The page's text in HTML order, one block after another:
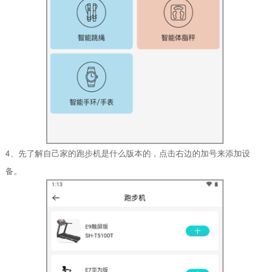
4、先了解自己家的跑步机是什么版本的，点击右边的加号来添加设
备。